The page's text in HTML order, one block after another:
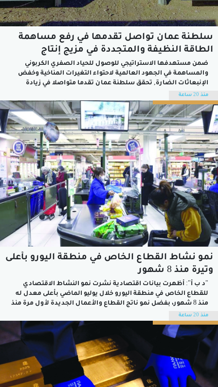
سلطنة عمان تواصل تقدمها في رفع مساهمة
الطاقة النظيفة والمتجددة في مزيج إنتاج
الكهرباء
ضمن مستهدفها الاستراتيجي للوصول للحياد الصفري الكربوني
والمساهمة في الجهود العالمية لاحتواء التغيرات المناخية وخفض
الإنبعاثات الضارة, تحقق سلطنة عمان تقدما متواصلا في زيادة
الاعتماد على مصادر الطاقة النظيفة والمتجددة ورفع مساهمتها في
مزيج إنتاج الكهرباء, حيث قلصت سلطنة عمان استخدام الديزل في
الانتاج, ولا تزيد مساهمته في الانتاج حاليا...
منذ 20 ساعة
نمو نشاط القطاع الخاص في منطقة اليورو بأعلى
وتيرة منذ 8 شهور
"د ب أ": أظهرت بيانات اقتصادية نشرت نمو النشاط الاقتصادي
للقطاع الخاص في منطقة اليورو خلال يوليو الماضي بأعلى معدل له
منذ 8 شهور، بفضل نمو ناتج القطاع والأعمال الجديدة لأول مرة منذ
بداية العام الحالي.وذكرت مؤسسة ستاندرد أند بورز جلوبال
للاستشارات أن المؤشر المجمع لمديري مشتريات القطاع الخاص
في...
منذ 20 ساعة